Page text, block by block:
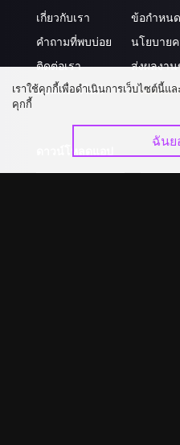
เกี่ยวกับเรา
คำถามที่พบบ่อย
ติดต่อเรา
อัปเกรด วีไอพี
ข้อกำหน
นโยบาย
ส่งผลงา
ร่วมงานกั
เราใช้คุกกี้เพื่อดำเนินการเว็บไซต์นี้แ
คุกกี้
ฉันย